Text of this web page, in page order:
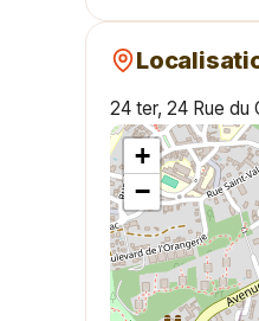
24 ter, 24 Rue du
+
−